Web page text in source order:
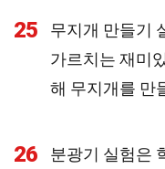
25
무지개 만들기
가르치는 재미
해 무지개를 만
26
분광기 실험은